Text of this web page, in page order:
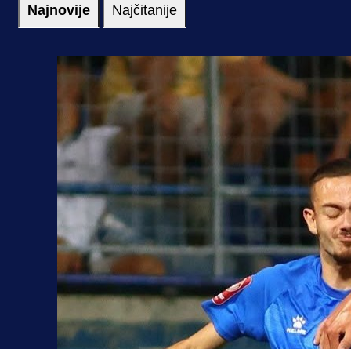
Najnovije Najčitanije